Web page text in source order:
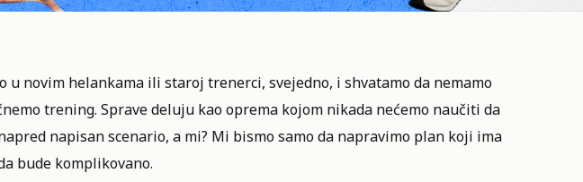
u novim helankama ili staroj trenerci, svejedno, i shvatamo da nemamo
trening. Sprave deluju kao oprema kojom nikada nećemo naučiti da
napisan scenario, a mi? Mi bismo samo da napravimo plan koji ima
bude komplikovano.